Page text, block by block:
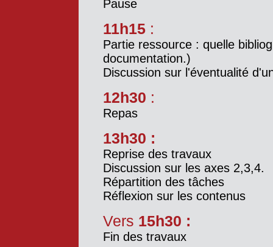
Pause
11h15 :
Partie ressource : quelle
documentation.)
Discussion sur l'éventualité
12h30 :
Repas
13h30 :
Reprise des travaux
Discussion sur les axes 2,3,4.
Répartition des tâches
Réflexion sur les contenus
Vers 15h30 :
Fin des travaux